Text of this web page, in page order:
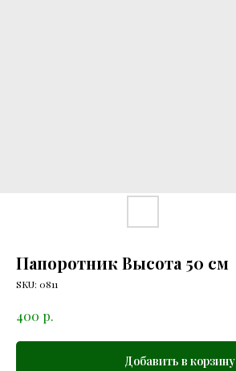
Папоротник Высота 50 см
SKU: 0811
400 р.
Добавить в корзину